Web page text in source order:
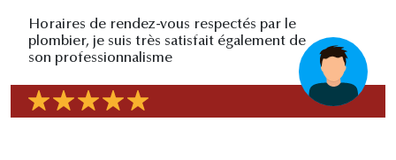
Horaires de rendez-vous respectés par le
plombier, je suis très satisfait également de
son professionnalisme